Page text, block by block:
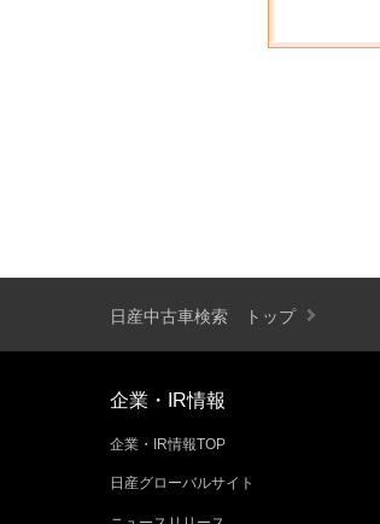
日産中古車検索 トップ
企業・IR情報
企業・IR情報TOP
日産グローバルサイト